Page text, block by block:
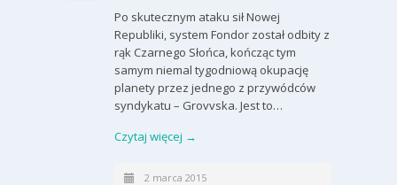
Po skutecznym ataku sił Nowej
Republiki, system Fondor został odbity z
rąk Czarnego Słońca, kończąc tym
samym niemal tygodniową okupację
planety przez jednego z przywódców
syndykatu – Grovvska. Jest to…
Czytaj więcej →
2 marca 2015